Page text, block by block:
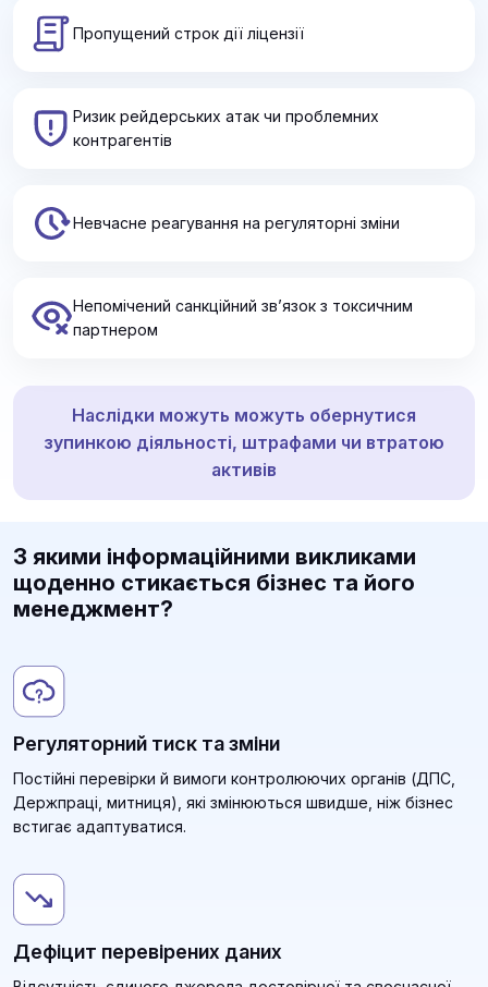
Пропущений строк дії ліцензії
Ризик рейдерських атак чи проблемних
контрагентів
Невчасне реагування на регуляторні зміни
Непомічений санкційний зв’язок з токсичним
партнером
Наслідки можуть можуть обернутися
зупинкою діяльності, штрафами чи втратою
активів
З якими інформаційними викликами
щоденно стикається бізнес та його
менеджмент?
Регуляторний тиск та зміни
Постійні перевірки й вимоги контролюючих органів (ДПС,
Держпраці, митниця), які змінюються швидше, ніж бізнес
встигає адаптуватися.
Дефіцит перевірених даних